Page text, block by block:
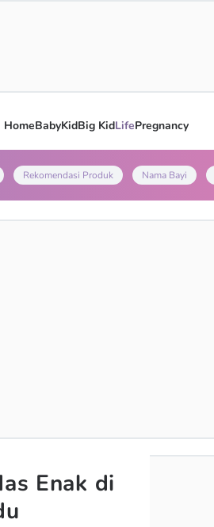
HomeBabyKidBig KidLifePregnancy
Rekomendasi Produk Nama Bayi
Enak di